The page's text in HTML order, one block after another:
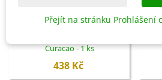
Přidat do košíku
Curacao - 1 ks
438 Kč
Přejít na stránku Prohlášení